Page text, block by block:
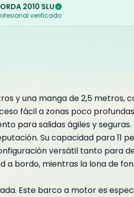
2010 SLU
verificado
y una manga de 2,5 metros,
fácil a zonas poco
para salidas ágiles y seguras.
Su capacidad para 11
versátil tanto para
a bordo, mientras la lona de
Este barco a motor es